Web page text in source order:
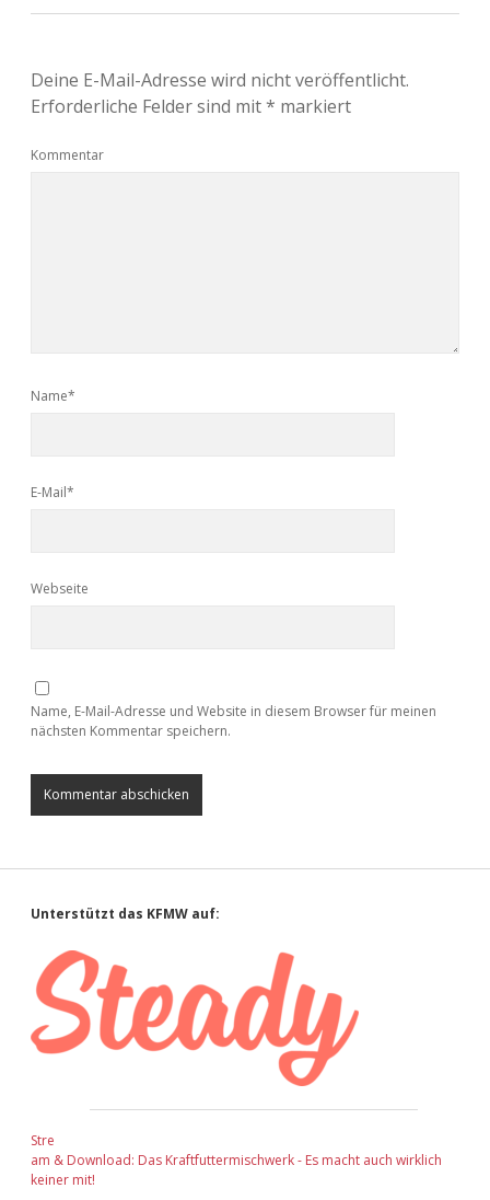
Deine E-Mail-Adresse wird nicht veröffentlicht.
Erforderliche Felder sind mit* markiert
Kommentar
Name*
E-Mail*
Webseite
Name, E-Mail-Adresse und Website in diesem Browser für meinen
nächsten Kommentar speichern.
Sidebar
Unterstützt das KFMW auf:
Stre
am & Download: Das Kraftfuttermischwerk - Es macht auch wirklich
keiner mit!